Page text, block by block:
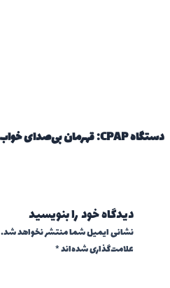
دستگاه CPAP: قهرمان بی‌صدای خواب بهتر! 😴✨
دیدگاه‌ خود را بنویسید
نشانی ایمیل شما منتشر نخواهد شد.
علامت‌گذاری شده‌اند*